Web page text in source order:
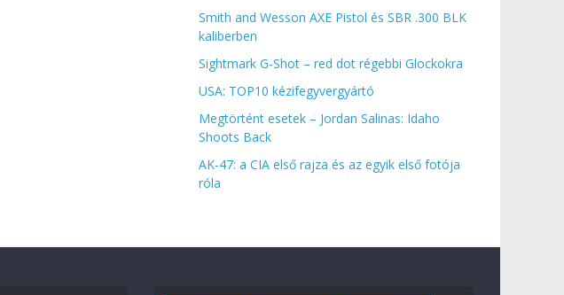
Smith and Wesson AXE Pistol és SBR .300 BLK
kaliberben
Sightmark G-Shot – red dot régebbi Glockokra
USA: TOP10 kézifegyvergyártó
Megtörtént esetek – Jordan Salinas: Idaho
Shoots Back
AK-47: a CIA első rajza és az egyik első fotója
róla